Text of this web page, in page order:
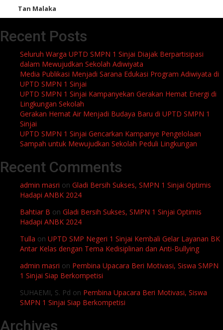
Tan Malaka
Recent Posts
Seluruh Warga UPTD SMPN 1 Sinjai Diajak Berpartisipasi
dalam Mewujudkan Sekolah Adiwiyata
Media Publikasi Menjadi Sarana Edukasi Program Adiwiyata di
UPTD SMPN 1 Sinjai
UPTD SMPN 1 Sinjai Kampanyekan Gerakan Hemat Energi di
Lingkungan Sekolah
Gerakan Hemat Air Menjadi Budaya Baru di UPTD SMPN 1
Sinjai
UPTD SMPN 1 Sinjai Gencarkan Kampanye Pengelolaan
Sampah untuk Mewujudkan Sekolah Peduli Lingkungan
Recent Comments
admin masri on Gladi Bersih Sukses, SMPN 1 Sinjai Optimis
Hadapi ANBK 2024
Bahtiar B on Gladi Bersih Sukses, SMPN 1 Sinjai Optimis
Hadapi ANBK 2024
Tulla on UPTD SMP Negeri 1 Sinjai Kembali Gelar Layanan BK
Antar Kelas dengan Tema Kedisiplinan dan Anti-Bullying
admin masri on Pembina Upacara Beri Motivasi, Siswa SMPN
1 Sinjai Siap Berkompetisi
SUHAEMI, S. Pd on Pembina Upacara Beri Motivasi, Siswa
SMPN 1 Sinjai Siap Berkompetisi
Archives